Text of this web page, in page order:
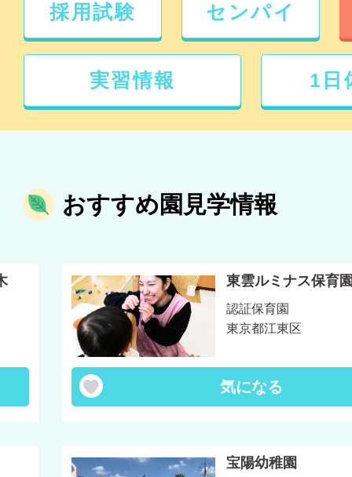
採用試験 センパイ
実習情報 1日
おすすめ園見学情報
東雲ルミナス保育
認証保育園
東京都江東区
気になる
宝陽幼稚園